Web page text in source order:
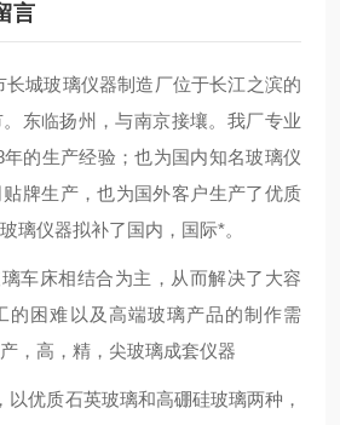
言
长城玻璃仪器制造厂位于长江之滨的
东临扬州，与南京接壤。我厂专业
的生产经验；也为国内知名玻璃仪
牌生产，也为国外客户生产了优质
玻璃仪器拟补了国内，国际*。
车床相结合为主，从而解决了大容
的困难以及 高端玻璃产品的制作需
，高，精，尖玻璃成套仪器
以优质石英玻璃和高硼硅玻璃两种，